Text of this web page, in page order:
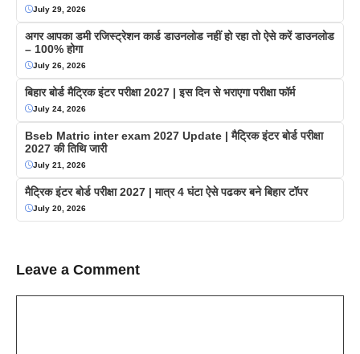
July 29, 2026
अगर आपका डमी रजिस्ट्रेशन कार्ड डाउनलोड नहीं हो रहा तो ऐसे करें डाउनलोड
– 100% होगा
July 26, 2026
बिहार बोर्ड मैट्रिक इंटर परीक्षा 2027 | इस दिन से भराएगा परीक्षा फॉर्म
July 24, 2026
Bseb Matric inter exam 2027 Update | मैट्रिक इंटर बोर्ड परीक्षा
2027 की तिथि जारी
July 21, 2026
मैट्रिक इंटर बोर्ड परीक्षा 2027 | मात्र 4 घंटा ऐसे पढकर बने बिहार टॉपर
July 20, 2026
Leave a Comment